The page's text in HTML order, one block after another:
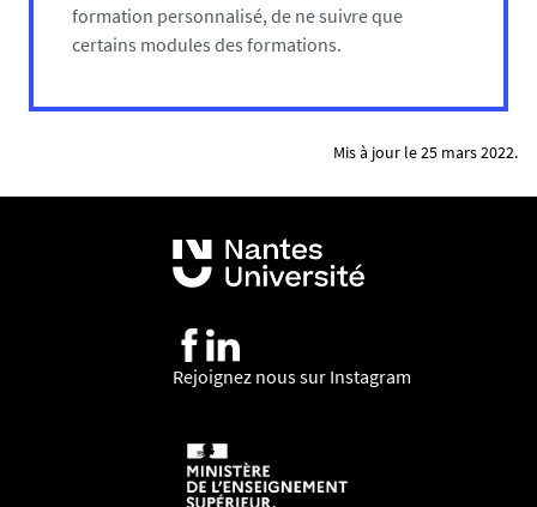
formation personnalisé, de ne suivre que
certains modules des formations.
Mis à jour le 25 mars 2022.
Rejoignez nous sur Instagram